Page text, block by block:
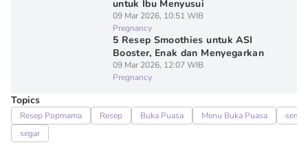
untuk Ibu Menyusui
09 Mar 2026, 10:51 WIB
Pregnancy
5 Resep Smoothies untuk ASI
Booster, Enak dan Menyegarkan
09 Mar 2026, 12:07 WIB
Pregnancy
Topics
Resep Popmama Resep Buka Puasa Menu Buka Puasa
segar